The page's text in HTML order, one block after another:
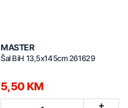
MASTER
Šal BiH 13,5x145cm 261629
5,50 KM
+